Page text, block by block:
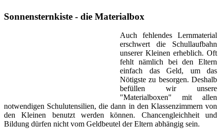
Sonnensternkiste - die Materialbox
Auch fehlendes Lernmaterial
erschwert die Schullaufbahn
unserer Kleinen erheblich. Oft
fehlt nämlich bei den Eltern
einfach das Geld, um das
Nötigste zu besorgen. Deshalb
befüllen wir unsere
"Materialboxen" mit allen
notwendigen Schulutensilien, die dann in den Klassenzimmern von
den Kleinen benutzt werden können. Chancengleichheit und
Bildung dürfen nicht vom Geldbeutel der Eltern abhängig sein.